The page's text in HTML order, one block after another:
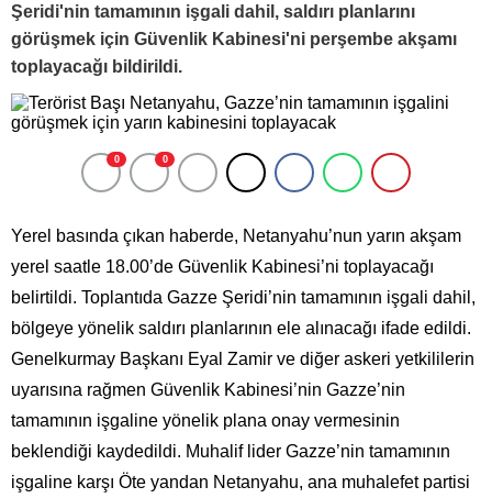
Şeridi'nin tamamının işgali dahil, saldırı planlarını
görüşmek için Güvenlik Kabinesi'ni perşembe akşamı
toplayacağı bildirildi.
0 0
Yerel basında çıkan haberde, Netanyahu’nun yarın akşam
yerel saatle 18.00’de Güvenlik Kabinesi’ni toplayacağı
belirtildi. Toplantıda Gazze Şeridi’nin tamamının işgali dahil,
bölgeye yönelik saldırı planlarının ele alınacağı ifade edildi.
Genelkurmay Başkanı Eyal Zamir ve diğer askeri yetkililerin
uyarısına rağmen Güvenlik Kabinesi’nin Gazze’nin
tamamının işgaline yönelik plana onay vermesinin
beklendiği kaydedildi. Muhalif lider Gazze’nin tamamının
işgaline karşı Öte yandan Netanyahu, ana muhalefet partisi